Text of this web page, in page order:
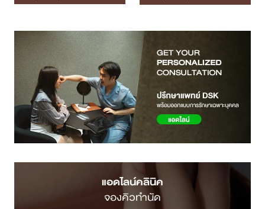
แอดไลน์คลินิค
จองคิวทำนัด